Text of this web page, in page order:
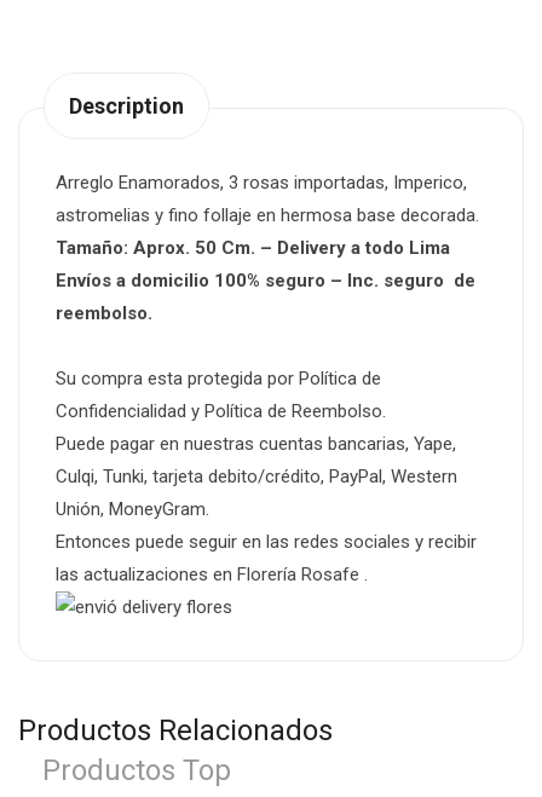
Description
Arreglo Enamorados, 3 rosas importadas, Imperico,
astromelias y fino follaje en hermosa base decorada.
Tamaño: Aprox. 50 Cm. – Delivery a todo Lima
Envíos a domicilio 100% seguro – Inc. seguro de
reembolso.
Su compra esta protegida por Política de
Confidencialidad y Política de Reembolso.
Puede pagar en nuestras cuentas bancarias, Yape,
Culqi, Tunki, tarjeta debito/crédito, PayPal, Western
Unión, MoneyGram.
Entonces puede seguir en las redes sociales y recibir
las actualizaciones en Florería Rosafe
Productos Relacionados
Productos Top